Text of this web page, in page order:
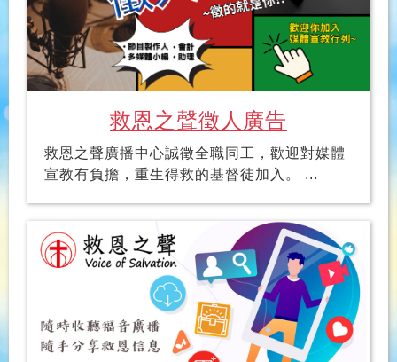
救恩之聲徵人廣告
救恩之聲廣播中心誠徵全職同工，歡迎對媒體
宣教有負擔，重生得救的基督徒加入。 ...